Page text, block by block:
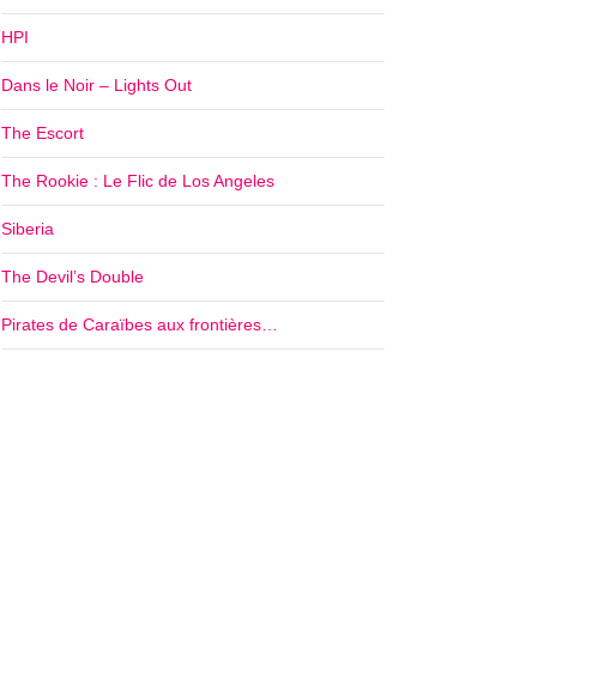
HPI
Dans le Noir – Lights Out
The Escort
The Rookie : Le Flic de Los Angeles
Siberia
The Devil’s Double
Pirates de Caraïbes aux frontières…